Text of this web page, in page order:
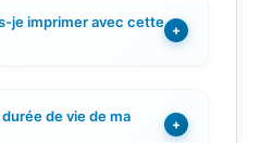
je imprimer avec cette +
de vie de ma
+